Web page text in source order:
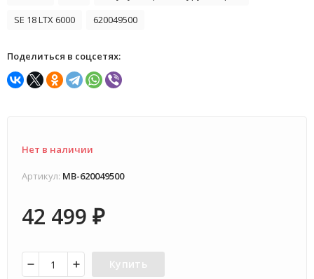
SE 18 LTX 6000
620049500
Поделиться в соцсетях:
Нет в наличии
Артикул: MB-620049500
42 499 ₽
Купить